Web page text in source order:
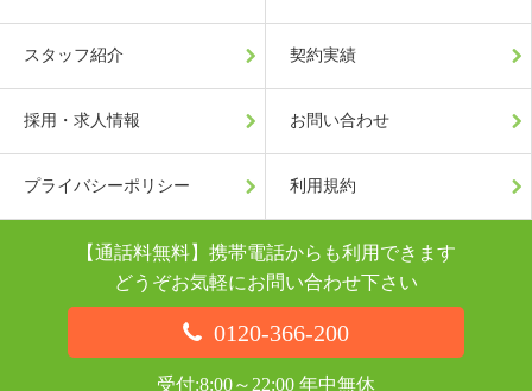
スタッフ紹介 契約実績
採用・求人情報 お問い合わせ
プライバシーポリシー 利用規約
【通話料無料】携帯電話からも利用できます
どうぞお気軽にお問い合わせ下さい
0120-366-200
受付:8:00～22:00 年中無休